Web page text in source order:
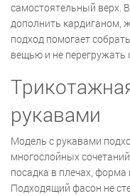
самостоятельный верх.
дополнить кардиганом,
подход помогает
вещью и не перегружать
рукавами
Модель с рукавами
многослойных
посадка в плечах,
Подходящий фасон не